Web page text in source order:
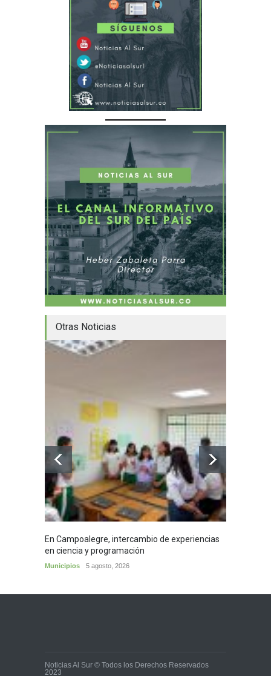
Otras Noticias
En Campoalegre, intercambio de experiencias
en ciencia y programación
Municipios 5 agosto, 2026
Noticias Al Sur © Todos los Derechos Reservados
2023